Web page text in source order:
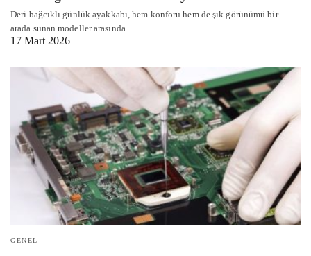
Deri bağcıklı günlük ayakkabı, hem konforu hem de şık görünümü bir
arada sunan modeller arasında…
17 Mart 2026
GENEL